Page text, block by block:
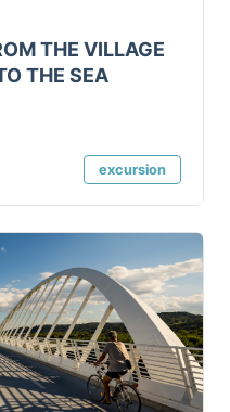
THE VILLAGE
THE SEA
excursion